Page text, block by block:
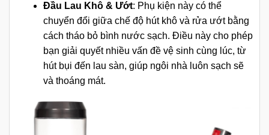
Đầu Lau Khô & Ướt: Phụ kiện này có thể
chuyển đổi giữa chế độ hút khô và rửa ướt bằng
cách tháo bỏ bình nước sạch. Điều này cho phép
bạn giải quyết nhiều vấn đề vệ sinh cùng lúc, từ
hút bụi đến lau sàn, giúp ngôi nhà luôn sạch sẽ
và thoáng mát.